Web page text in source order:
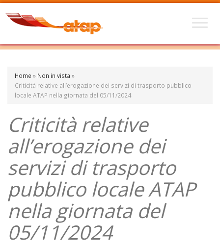
Home » Non in vista »
Criticità relative all’erogazione dei servizi di trasporto pubblico
locale ATAP nella giornata del 05/11/2024
Criticità relative
all’erogazione dei
servizi di trasporto
pubblico locale ATAP
nella giornata del
05/11/2024